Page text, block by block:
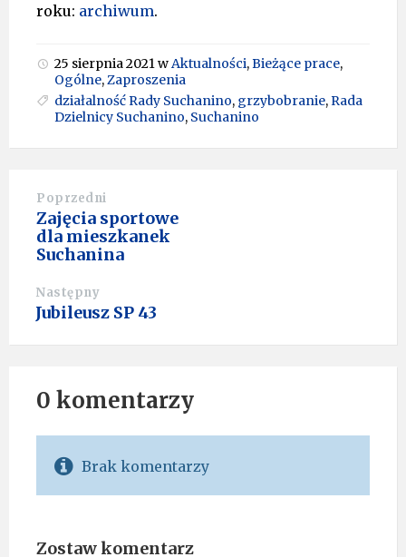
roku: archiwum.
25 sierpnia 2021wAktualności,Bieżące prace,
Ogólne,Zaproszenia
działalność Rady Suchanino, grzybobranie,Rada
Dzielnicy Suchanino, Suchanino
Poprzedni
Zajęcia sportowe
dla mieszkanek
Suchanina
Następny
Jubileusz SP 43
0 komentarzy
Brak komentarzy
Zostaw komentarz